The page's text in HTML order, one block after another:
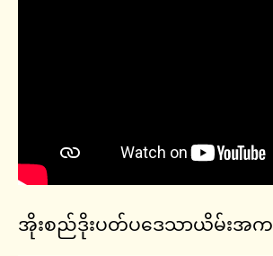
အိုးစည်ဒိုးပတ်ပဒေသာယိမ်းအက